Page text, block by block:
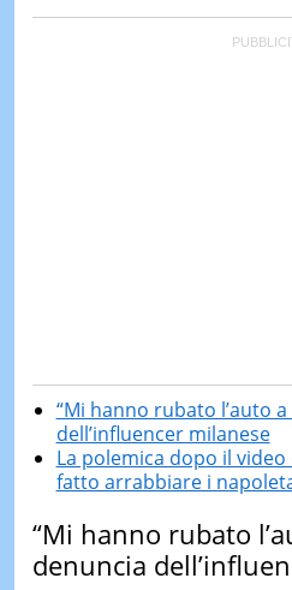
“Mi hanno rubato l’auto
dell’influencer milanese
La polemica dopo il video
fatto arrabbiare i
“Mi hanno rubato
denuncia